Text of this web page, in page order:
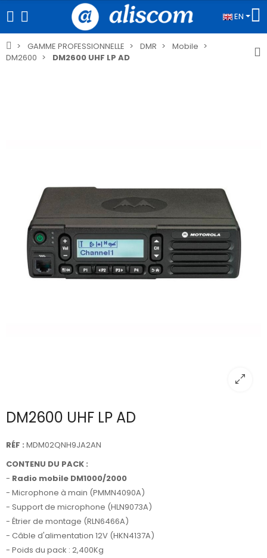
EN
GAMME PROFESSIONNELLE DMR
Mobile
DM2600
DM2600 UHF LP AD
DM2600 UHF LP AD
RÉF : MDM02QNH9JA2AN
CONTENU DU PACK :
- Radio mobile DM1000/2000
- Microphone à main (PMMN4090A)
- Support de microphone (HLN9073A)
- Étrier de montage (RLN6466A)
- Câble d'alimentation 12V (HKN4137A)
- Poids du pack : 2,400Kg